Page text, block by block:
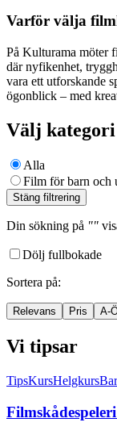
Varför välja
På Kulturama möter
där nyfikenhet,
vara ett utforskande
ögonblick – med
Välj kategori
Alla
Film för barn och
Stäng filtrering
Din sökning på ""
Dölj fullbokade
Sortera på:
Relevans Pris A-
Vi tipsar
TipsKursHelgkurs